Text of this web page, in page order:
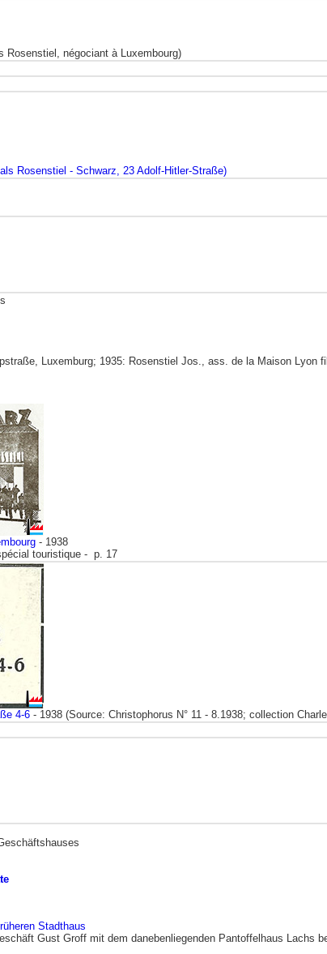
négociant à Luxembourg)
Rosenstiel - Schwarz, 23 Adolf-Hitler-Straße)
Luxemburg; 1935: Rosenstiel Jos., ass. de la Maison Lyon
- 1938
touristique - p. 17
4-6 - 1938 (Source: Christophorus N° 11 - 8.1938; collection
Stadthaus
Gust Groff mit dem danebenliegenden Pantoffelhaus Lachs